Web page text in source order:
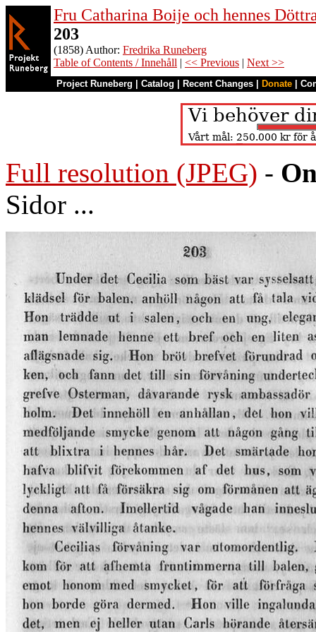
Fru Catharina Boije och hennes
203
(1858) Author: Fredrika Runeberg
Table of Contents / Innehåll | << Previous | Next >>
Project Runeberg Catalog Recent Changes Donate
Full resolution (JPEG) -
Sidor ...